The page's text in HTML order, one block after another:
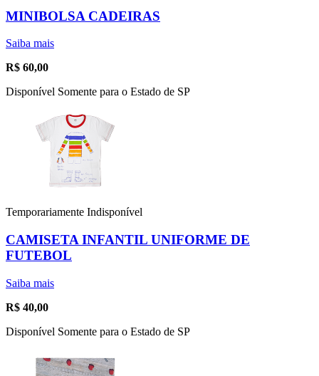
MINIBOLSA CADEIRAS
Saiba mais
R$ 60,00
Disponível Somente para o Estado de SP
Temporariamente Indisponível
CAMISETA INFANTIL UNIFORME DE
FUTEBOL
Saiba mais
R$ 40,00
Disponível Somente para o Estado de SP